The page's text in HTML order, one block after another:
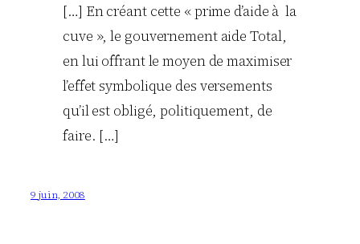
[…] En créant cette « prime d’aide à la
cuve », le gouvernement aide Total,
en lui offrant le moyen de maximiser
l’effet symbolique des versements
qu’il est obligé, politiquement, de
faire. […]
9 juin, 2008